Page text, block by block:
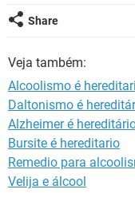
Share
Veja também:
Alcoolismo é
Daltonismo é
Alzheimer é
Bursite é hereditario
Remedio para
Velija e álcool